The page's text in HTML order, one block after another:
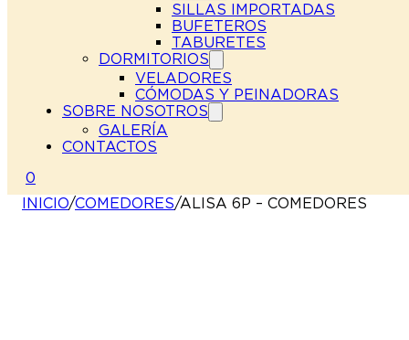
SILLAS IMPORTADAS
BUFETEROS
TABURETES
DORMITORIOS
VELADORES
CÓMODAS Y PEINADORAS
SOBRE NOSOTROS
GALERÍA
CONTACTOS
0
INICIO/COMEDORES/ALISA 6P – COMEDORES